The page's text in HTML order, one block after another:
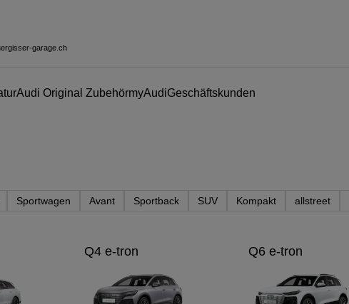
garage.ch
Audi Original ZubehörmyAudiGeschäftskunden
5.
Sportwagen Avant Sportback SUV Kompakt allstreet
Q4 e-tron Q6 e-tron